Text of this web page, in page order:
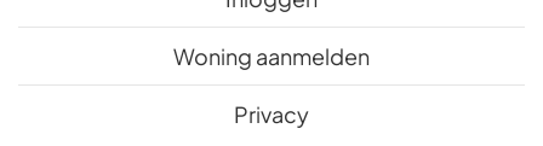
Woning aanmelden
Privacy